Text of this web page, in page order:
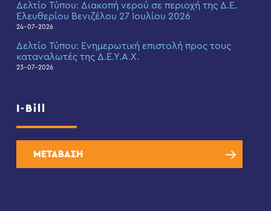
Δελτίο Τύπου: Διακοπή νερού σε περιοχή της Δ.Ε.
Ελευθερίου Βενιζέλου 27 Ιουλίου 2026
24-07-2026
Δελτίο Τύπου: Eνημερωτική επιστολή προς τους
καταναλωτές της Δ.Ε.Υ.Α.Χ.
23-07-2026
I-Bill
ΜΕΤΑΒΑΣΗ